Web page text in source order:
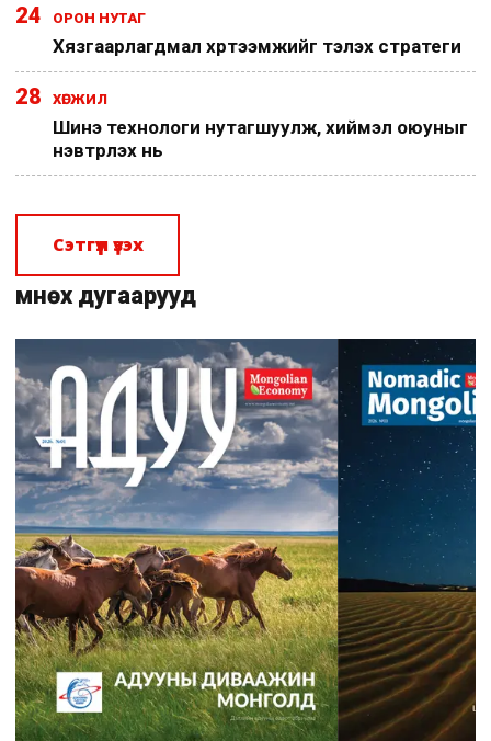
24 ОРОН НУТАГ
Хязгаарлагдмал хүртээмжийг тэлэх стратеги
28 ХӨГЖИЛ
Шинэ технологи нутагшуулж, хиймэл оюуныг
нэвтрүүлэх нь
Сэтгүүл үзэх
Өмнөх дугаарууд